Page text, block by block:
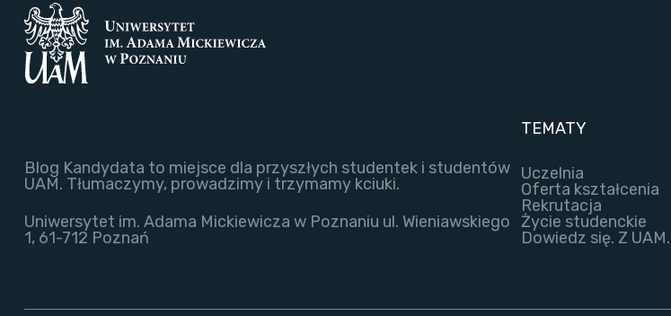
Blog Kandydata to miejsce dla przyszłych studentek i studentów
UAM. Tłumaczymy, prowadzimy i trzymamy kciuki.
Uniwersytet im. Adama Mickiewicza w Poznaniu ul. Wieniawskiego
1, 61-712 Poznań
TEMATY
Uczelnia
Oferta kształcenia
Rekrutacja
Życie studenckie
Dowiedz się. Z UAM.